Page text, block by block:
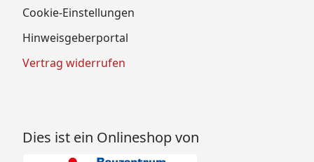
Cookie-Einstellungen
Hinweisgeberportal
Vertrag widerrufen
Dies ist ein Onlineshop von